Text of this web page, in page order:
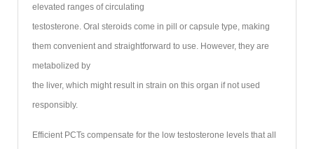
elevated ranges of circulating
testosterone. Oral steroids come in pill or capsule type, making
them convenient and straightforward to use. However, they are
metabolized by
the liver, which might result in strain on this organ if not used
responsibly.
Efficient PCTs compensate for the low testosterone levels that all